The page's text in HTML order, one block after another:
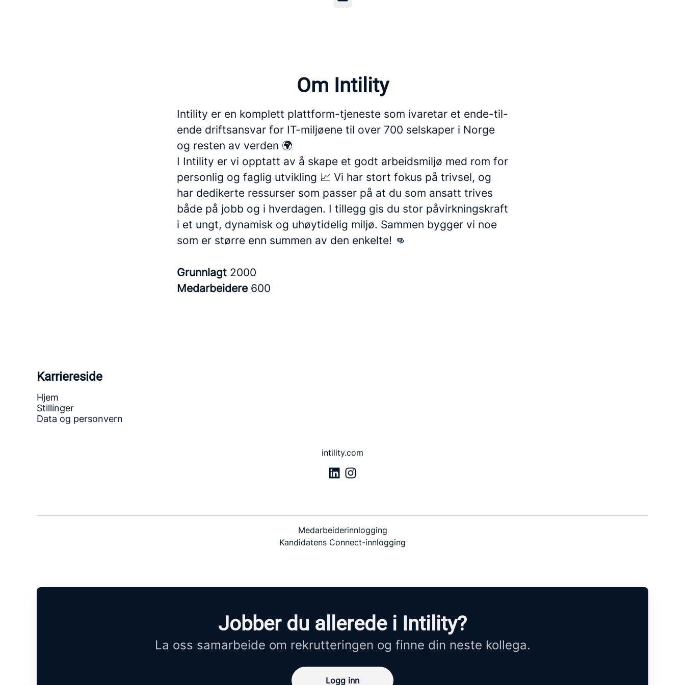
Om Intility
Intility er en komplett plattform-tjeneste som ivaretar et ende-til-
ende driftsansvar for IT-miljøene til over 700 selskaper i Norge
og resten av verden 🌍
I Intility er vi opptatt av å skape et godt arbeidsmiljø med rom for
personlig og faglig utvikling 📈 Vi har stort fokus på trivsel, og
har dedikerte ressurser som passer på at du som ansatt trives
både på jobb og i hverdagen. I tillegg gis du stor påvirkningskraft
i et ungt, dynamisk og uhøytidelig miljø. Sammen bygger vi noe
som er større enn summen av den enkelte! 👊
Grunnlagt 2000
Medarbeidere 600
Karriereside
Hjem
Stillinger
Data og personvern
intility.com
Medarbeiderinnlogging
Kandidatens Connect-innlogging
Jobber du allerede i Intility?
La oss samarbeide om rekrutteringen og finne din neste kollega.
Logg inn